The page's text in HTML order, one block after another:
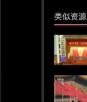
类似资源